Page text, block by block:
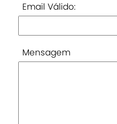
Email Válido:
Mensagem